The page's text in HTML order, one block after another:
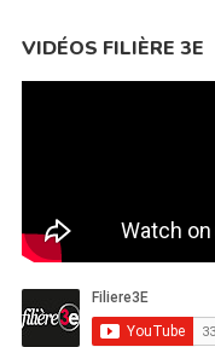
VIDÉOS FILIÈRE 3E